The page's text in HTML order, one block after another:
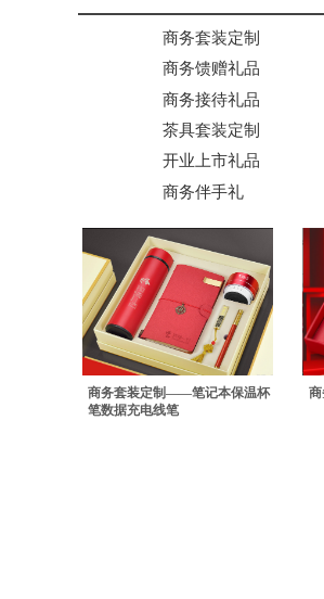
商务套装定制
商务馈赠礼品
商务接待礼品
茶具套装定制
开业上市礼品
商务伴手礼
商务套装定制——笔记本保温杯
笔数据充电线笔